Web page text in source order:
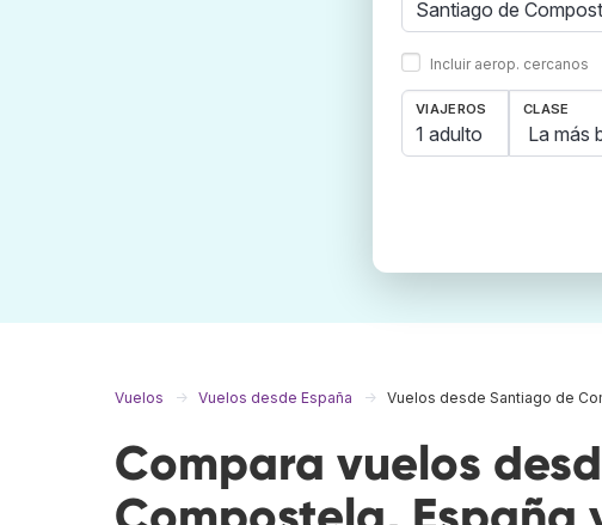
Incluir aerop. cercanos
VIAJEROS
1 adulto
CLASE
Vuelos Vuelos desde España Vuelos desde Santiago de
Compara vuelos